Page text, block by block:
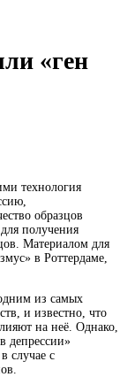
«ген
технология
образцов
получения
Материалом для
в Роттердаме,
из самых
и известно, что
на неё. Однако,
депрессии»
случае с